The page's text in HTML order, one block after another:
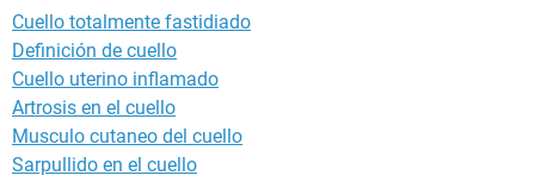
Cuello totalmente fastidiado
Definición de cuello
Cuello uterino inflamado
Artrosis en el cuello
Musculo cutaneo del cuello
Sarpullido en el cuello